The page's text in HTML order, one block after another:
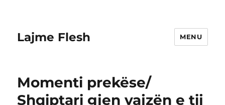
Lajme Flesh MENU
Momenti prekëse/
Shqiptari gjen vajzën e tij